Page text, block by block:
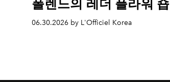
폴렌느의 레더 플라워 숍
06.30.2026 by L'Officiel Korea